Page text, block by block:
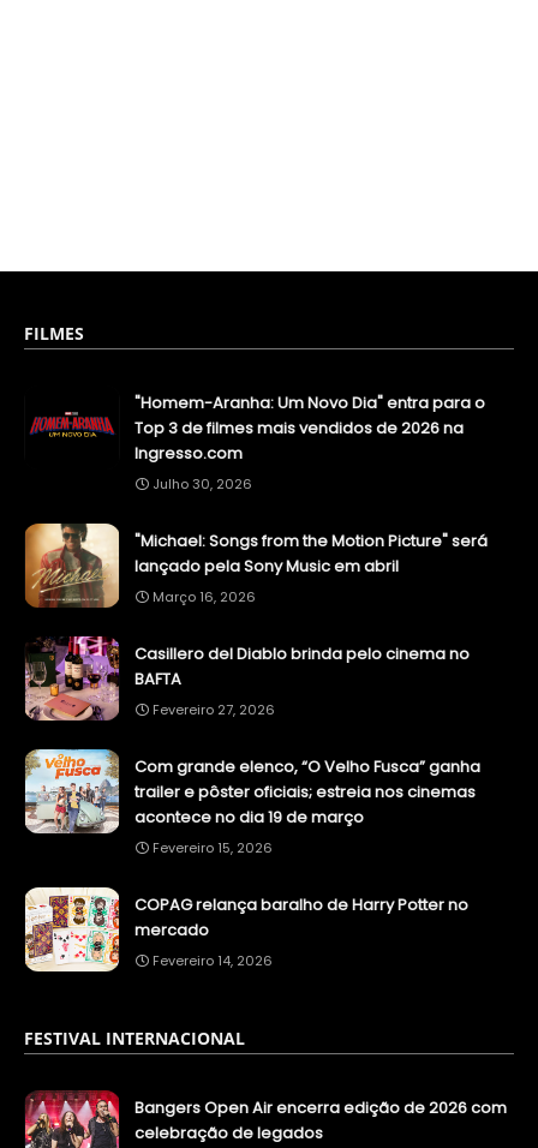
FILMES
"Homem-Aranha: Um Novo Dia" entra para o
Top 3 de filmes mais vendidos de 2026 na
Ingresso.com
Julho 30, 2026
"Michael: Songs from the Motion Picture" será
lançado pela Sony Music em abril
Março 16, 2026
Casillero del Diablo brinda pelo cinema no
BAFTA
Fevereiro 27, 2026
Com grande elenco, “O Velho Fusca” ganha
trailer e pôster oficiais; estreia nos cinemas
acontece no dia 19 de março
Fevereiro 15, 2026
COPAG relança baralho de Harry Potter no
mercado
Fevereiro 14, 2026
FESTIVAL INTERNACIONAL
Bangers Open Air encerra edição de 2026 com
celebração de legados